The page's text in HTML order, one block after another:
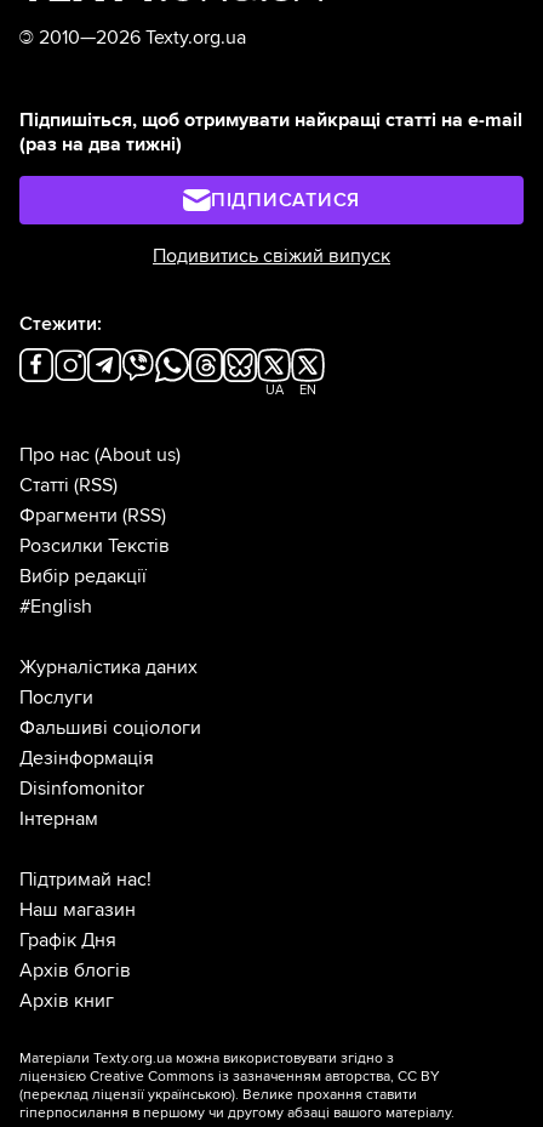
© 2010—2026 Texty.org.ua
Підпишіться, щоб отримувати найкращі статті на e-mail
(раз на два тижні)
ПІДПИСАТИСЯ
Подивитись свіжий випуск
Стежити:
UA EN
Про нас (About us)
Статті (RSS)
Фрагменти (RSS)
Розсилки Текстів
Вибір редакції
#English
Журналістика даних
Послуги
Фальшиві соціологи
Дезінформація
Disinfomonitor
Інтернам
Підтримай нас!
Наш магазин
Графік Дня
Архів блогів
Архів книг
Матеріали Texty.org.ua можна використовувати згідно з
ліцензією Creative Commons із зазначенням авторства, CC BY
(переклад ліцензії українською). Велике прохання ставити
гіперпосилання в першому чи другому абзаці вашого матеріалу.